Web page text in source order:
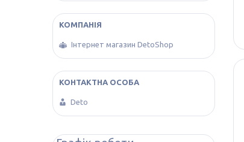
Інтернет магазин DetoShop
Deto